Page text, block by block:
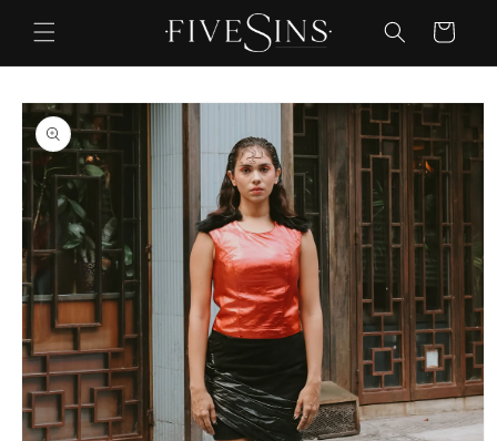
directamente
al contenido
Carrito
directamente
a la
información
del producto